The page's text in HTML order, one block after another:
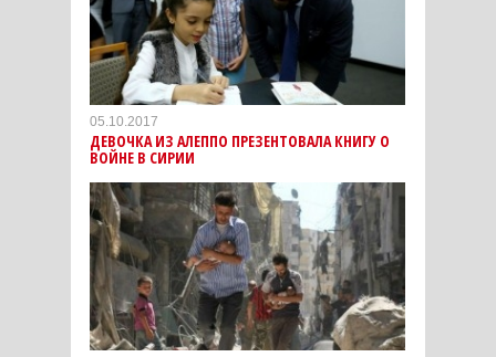
05.10.2017
ДЕВОЧКА ИЗ АЛЕППО ПРЕЗЕНТОВАЛА КНИГУ О
ВОЙНЕ В СИРИИ